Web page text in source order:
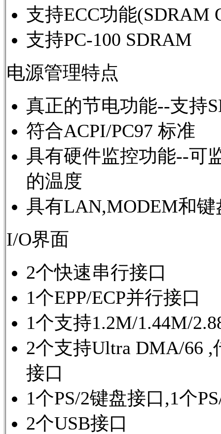
支持ECC功能(SDRAM
支持PC-100 SDRAM
电源管理特点
真正的节电功能--支持
符合ACPI/PC97 标准
具有硬件监控功能--可
的温度
具有LAN,MODEM和
I/O界面
2个快速串行接口
1个EPP/ECP并行接口
1个支持1.2M/1.44M/
2个支持Ultra DMA/66 ,
接口
1个PS/2键盘接口,1个
2个USB接口